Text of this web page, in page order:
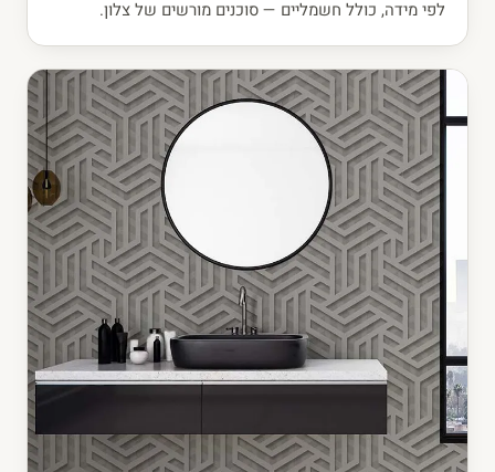
לפי מידה, כולל חשמליים — סוכנים מורשים של צלון.